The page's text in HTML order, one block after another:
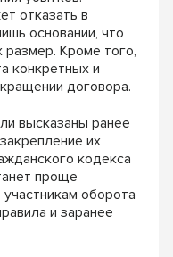
отказать в
основании, что
размер. Кроме того,
конкретных и
договора.
высказаны ранее
их
кодекса
проще
оборота
и заранее